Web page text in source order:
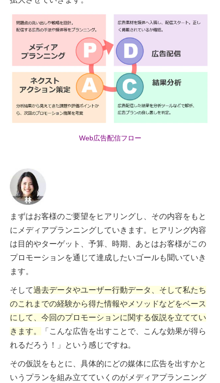
Web広告配信フロー
まずはお客様のご要望をヒアリングし、その内容をもと
にメディアプランニングしていきます。ヒアリング内容
は目的やターゲット、予算、時期、あとはお客様がこの
プロモーションを通じて達成したいゴールも聞いていき
ます。
そして過去データやユーザー行動データ、そして私たち
のこれまでの経験から得た情報やメソッドなどをベース
にして、今回のプロモーションに関する仮説を立ててい
きます。
「こんな広告を出すことで、こんな効果が得ら
れるだろう！」という感じですね。
その仮説をもとに、具体的にどの媒体に広告を出すかと
いうプランを組み立てていくのがメディアプランニング